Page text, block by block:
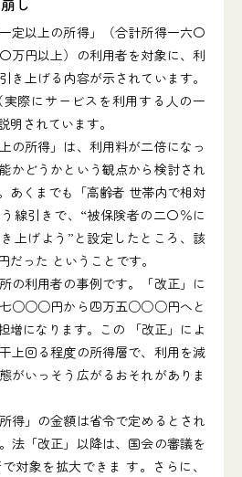
定以上の所得」（合計所得一六〇
万円以上）の利用者を対象に、利
き上げる内容が示されています。
際にサービスを利用する人の一
明されています。
の所得」は、利用料が二倍になっ
かどうかという観点から検討され
あくまでも「高齢者 世帯内で相対
線引きで、“被保険者の二〇％に
上げよう”と設定したところ、該
だった ということです。
の利用者の事例です。「改正」に
七○○○円から四万五○○○円へと
になります。この 「改正」によ
上回る程度の所得層で、利用を減
がいっそう広がるおそれがありま
得」の金額は省令で定めるとされ
法「改正」以降は、国会の審議を
対象を拡大できま す。さらに、